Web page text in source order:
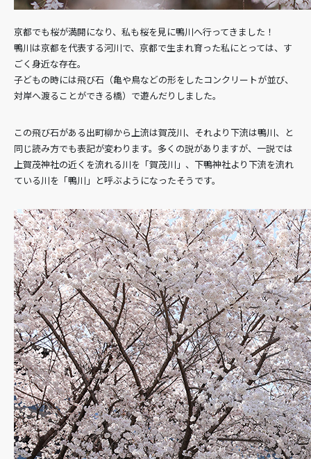
京都でも桜が満開になり、私も桜を見に鴨川へ行ってきました！
鴨川は京都を代表する河川で、京都で生まれ育った私にとっては、す
ごく身近な存在。
子どもの時には飛び石（亀や鳥などの形をしたコンクリートが並び、
対岸へ渡ることができる橋）で遊んだりしました。
この飛び石がある出町柳から上流は賀茂川、それより下流は鴨川、と
同じ読み方でも表記が変わります。多くの説がありますが、一説では
上賀茂神社の近くを流れる川を「賀茂川」、下鴨神社より下流を流れ
ている川を「鴨川」と呼ぶようになったそうです。